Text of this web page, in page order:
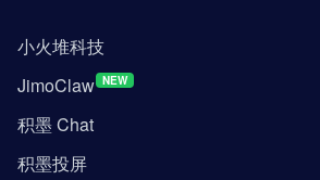
小火堆科技
JimoClaw NEW
积墨 Chat
积墨投屏